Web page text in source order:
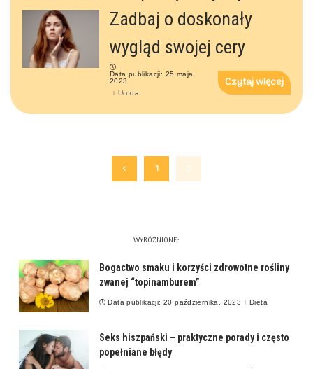
Zadbaj o doskonały
wygląd swojej cery
Data publikacji: 25 maja,
2023
Uroda
Czytaj więcej
1 2
WYRÓŻNIONE:
Bogactwo smaku i korzyści zdrowotne rośliny
zwanej “topinamburem”
Data publikacji: 20 października, 2023 Dieta
Seks hiszpański – praktyczne porady i często
popełniane błędy